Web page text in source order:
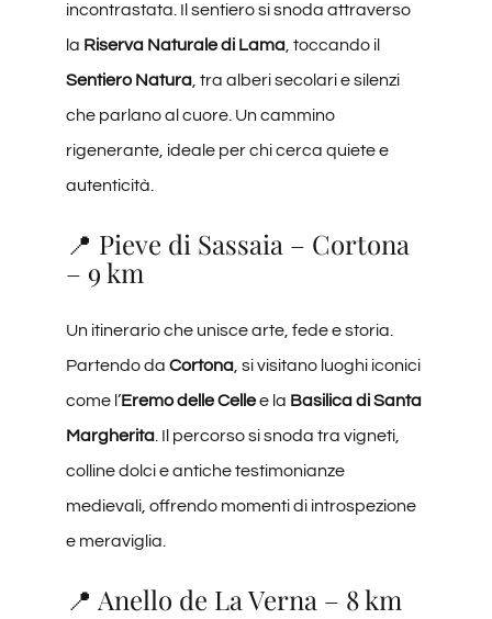
incontrastata. Il sentiero si snoda attraverso
la Riserva Naturale di Lama, toccando il
Sentiero Natura, tra alberi secolari e silenzi
che parlano al cuore. Un cammino
rigenerante, ideale per chi cerca quiete e
autenticità.
📍 Pieve di Sassaia – Cortona
– 9 km
Un itinerario che unisce arte, fede e storia.
Partendo da Cortona, si visitano luoghi iconici
come l’Eremo delle Cellee la Basilica di Santa
Margherita. Il percorso si snoda tra vigneti,
colline dolci e antiche testimonianze
medievali, offrendo momenti di introspezione
e meraviglia.
📍 Anello de La Verna – 8 km